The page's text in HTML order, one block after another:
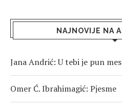
NAJNOVIJE NA
Jana Andrić: U tebi je pun
Omer Ć. Ibrahimagić: Pjesme